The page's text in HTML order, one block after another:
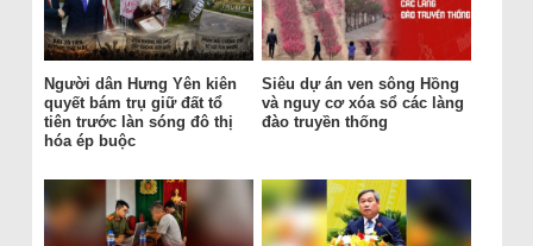
Người dân Hưng Yên kiên
quyết bám trụ giữ đất tổ
tiên trước làn sóng đô thị
hóa ép buộc
Siêu dự án ven sông Hồng
và nguy cơ xóa sổ các làng
đào truyền thống